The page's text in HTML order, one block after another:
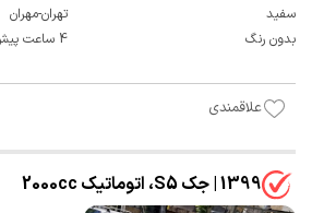
سفید
تهران-مهران
بدون رنگ
4 ساعت پیش
علاقمندی
1399 | جک S5، اتوماتیک 2000cc